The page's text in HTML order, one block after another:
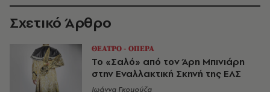
Σχετικό Άρθρο
ΘΕΑΤΡΟ - ΟΠΕΡΑ
Το «Σαλό» από τον Άρη Μπινιάρη
στην Εναλλακτική Σκηνή της ΕΛΣ
Ιωάννα Γκομούζα